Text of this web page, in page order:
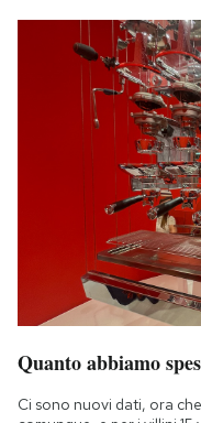
Quanto abbiamo
Ci sono nuovi dati, ora